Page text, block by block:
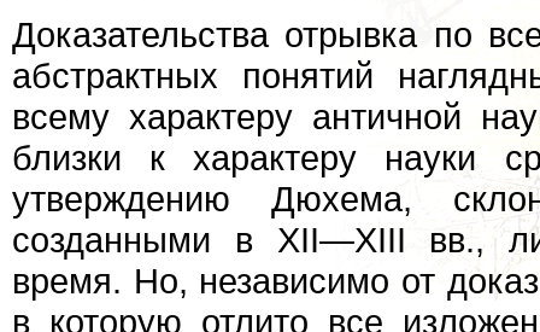
Доказательства отрывка по
абстрактных понятий
всему характеру античной
близки к характеру науки
утверждению Дюхема,
созданными в XII—XIII вв.,
время. Но, независимо от
в которую отлито все